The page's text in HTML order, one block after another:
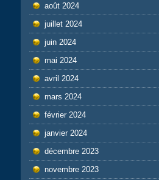
août 2024
juillet 2024
juin 2024
mai 2024
avril 2024
mars 2024
février 2024
janvier 2024
décembre 2023
novembre 2023